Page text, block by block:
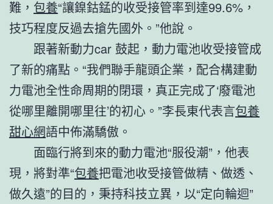
難， 包養“讓鎳鈷錳的收受接管率到達99.6%，
技巧程度反過去搶先國外。”他說。
跟著新動力car 鼓起，動力電池收受接管成
了新的痛點。“我們聯手龍頭企業，配合構建動
力電池全性命周期的閉環，真正完成了‘廢電池
從哪里離開哪里往’的初心。”李長東代表言包養
甜心網語中佈滿驕傲。
面臨行將到來的動力電池“服役潮”，他表
現，將對準“包養把電池收受接管做精、做透、
做久遠”的目的，秉持科技立異，以“定向輪迴”